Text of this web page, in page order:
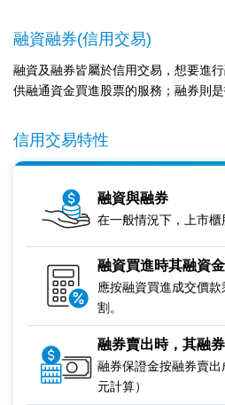
融資融券(信用交易)
融資及融券皆屬於信用交易，想要進
供融通資金買進股票的服務；融券則
信用交易特性
融資與融券
在一般情況下，上市櫃
融資買進時其融資
應按融資買進成交價
割。
融券賣出時，其融
融券保證金按融券賣
元計算）